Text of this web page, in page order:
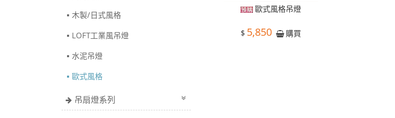
木製/日式風格
LOFT工業風吊燈
水泥吊燈
歐式風格
吊扇燈系列
歐式風格吊燈
$ 5,850 購買